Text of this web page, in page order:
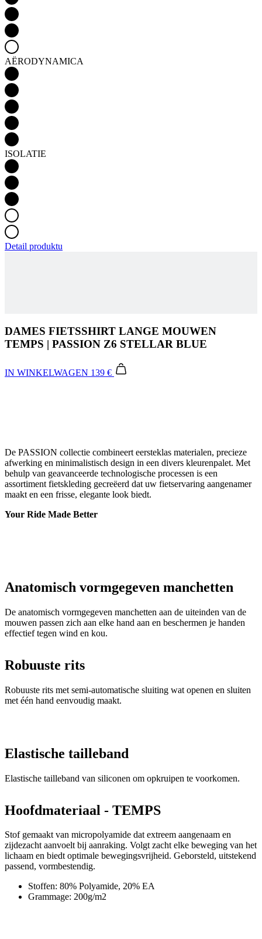
AËRODYNAMICA
ISOLATIE
Detail produktu
DAMES FIETSSHIRT LANGE MOUWEN
TEMPS | PASSION Z6 STELLAR BLUE
IN WINKELWAGEN 139 €
De PASSION collectie combineert eersteklas materialen, precieze
afwerking en minimalistisch design in een divers kleurenpalet. Met
behulp van geavanceerde technologische processen is een
assortiment fietskleding gecreëerd dat uw fietservaring aangenamer
maakt en een frisse, elegante look biedt.
Your Ride Made Better
Anatomisch vormgegeven manchetten
De anatomisch vormgegeven manchetten aan de uiteinden van de
mouwen passen zich aan elke hand aan en beschermen je handen
effectief tegen wind en kou.
Robuuste rits
Robuuste rits met semi-automatische sluiting wat openen en sluiten
met één hand eenvoudig maakt.
Elastische tailleband
Elastische tailleband van siliconen om opkruipen te voorkomen.
Hoofdmateriaal - TEMPS
Stof gemaakt van micropolyamide dat extreem aangenaam en
zijdezacht aanvoelt bij aanraking. Volgt zacht elke beweging van het
lichaam en biedt optimale bewegingsvrijheid. Geborsteld, uitstekend
passend, vormbestendig.
Stoffen: 80% Polyamide, 20% EA
Grammage: 200g/m2